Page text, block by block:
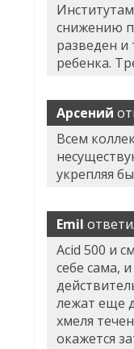
снижению
разведен и
ребенка.
Арсений
Всем
укрепляя
Emil
Acid 500 и
себе сама,
лежат еще
хмеля
окажется